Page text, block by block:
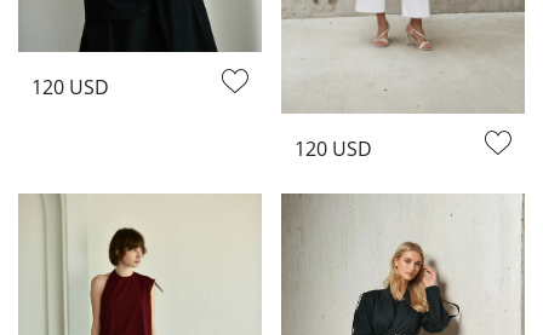
120 USD
120 USD